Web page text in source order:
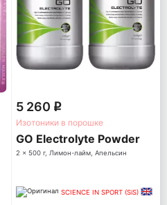
5 260 q
Изотоники в порошке
GO Electrolyte Powder
2 x 500 г, Лимон-лайм, Апельсин
SCIENCE IN SPORT (SiS)